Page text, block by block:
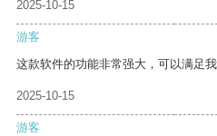
2025-10-15
游客
这款软件的功能非常强大，可以满足我
2025-10-15
游客